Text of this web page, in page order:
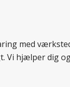
med
Vi hjælper dig